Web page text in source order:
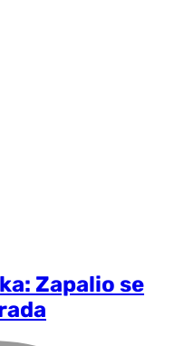
Zapalio se